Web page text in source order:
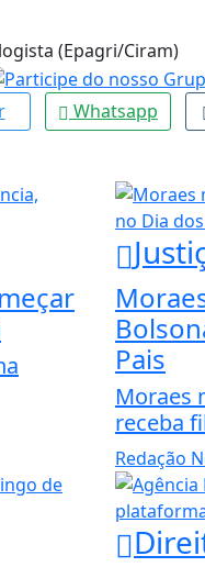
(Epagri/Ciram)
Whatsapp
Pais
Moraes
receba
Redação